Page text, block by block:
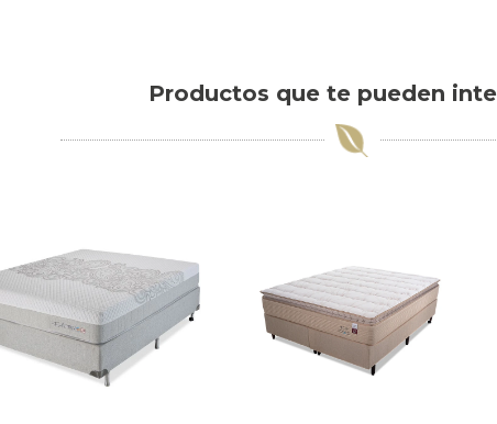
Productos que te pueden